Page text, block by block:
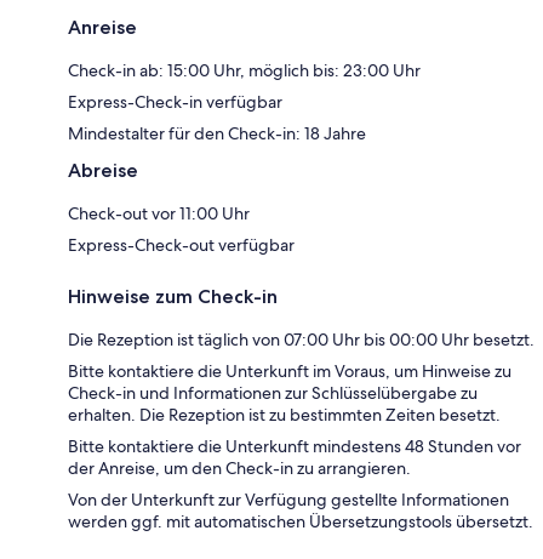
Anreise
Check-in ab: 15:00 Uhr, möglich bis: 23:00 Uhr
Express-Check-in verfügbar
Mindestalter für den Check-in: 18 Jahre
Abreise
Check-out vor 11:00 Uhr
Express-Check-out verfügbar
Hinweise zum Check-in
Die Rezeption ist täglich von 07:00 Uhr bis 00:00 Uhr besetzt.
Bitte kontaktiere die Unterkunft im Voraus, um Hinweise zu
Check-in und Informationen zur Schlüsselübergabe zu
erhalten. Die Rezeption ist zu bestimmten Zeiten besetzt.
Bitte kontaktiere die Unterkunft mindestens 48 Stunden vor
der Anreise, um den Check-in zu arrangieren.
Von der Unterkunft zur Verfügung gestellte Informationen
werden ggf. mit automatischen Übersetzungstools übersetzt.